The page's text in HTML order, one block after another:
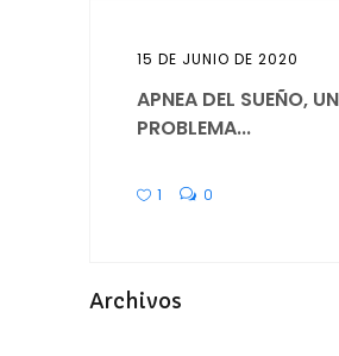
15 DE JUNIO DE 2020
APNEA DEL SUEÑO, UN
PROBLEMA...
1 0
Archivos